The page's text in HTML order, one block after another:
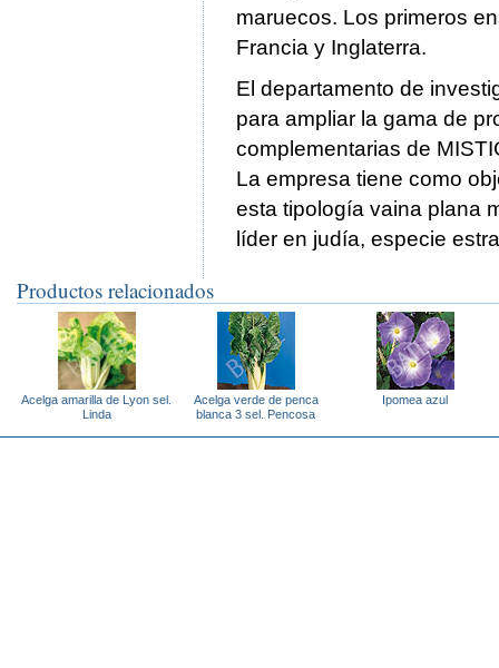
maruecos. Los primeros
Francia y Inglaterra.
El departamento de
para ampliar la gama de
complementarias de
La empresa tiene como
esta tipología vaina plana
líder en judía, especie
Productos relacionados
Acelga amarilla de Lyon sel.
Linda
Acelga verde de penca
blanca 3 sel. Pencosa
Ipomea azul